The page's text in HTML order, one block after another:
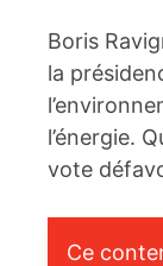
Boris
la
l’énergie.
vote
Ce